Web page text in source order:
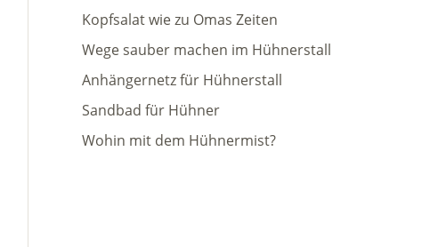
Kopfsalat wie zu Omas Zeiten
Wege sauber machen im Hühnerstall
Anhängernetz für Hühnerstall
Sandbad für Hühner
Wohin mit dem Hühnermist?